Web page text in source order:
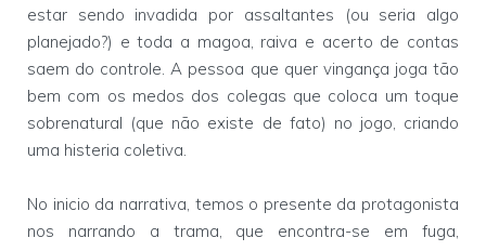
estar sendo invadida por assaltantes (ou seria algo
planejado?) e toda a magoa, raiva e acerto de contas
saem do controle. A pessoa que quer vingança joga tão
bem com os medos dos colegas que coloca um toque
sobrenatural (que não existe de fato) no jogo, criando
uma histeria coletiva.
No inicio da narrativa, temos o presente da protagonista
nos narrando a trama, que encontra-se em fuga,